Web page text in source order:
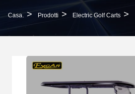
Casa. > Prodotti > Electric Golf Carts >